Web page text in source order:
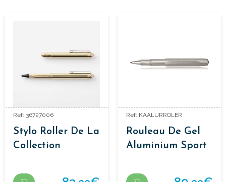
Ref: 36727006
Stylo Roller De La
Collection
Ref: KAALURROLER
Rouleau De Gel
Aluminium Sport